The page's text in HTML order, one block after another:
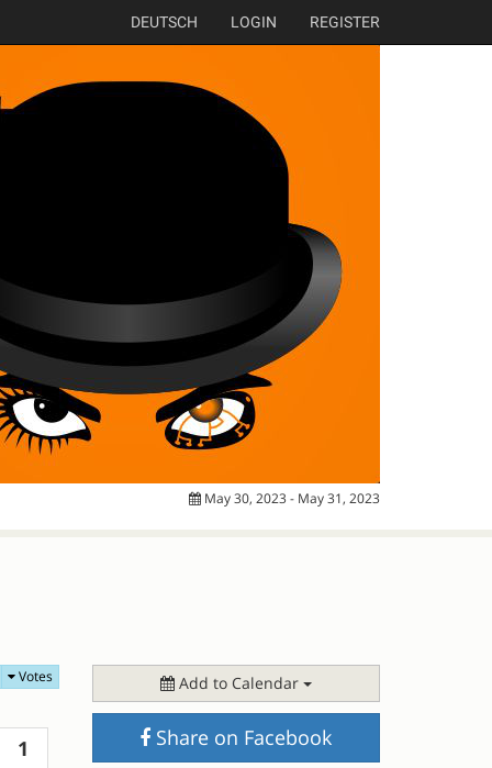
DEUTSCH LOGIN REGISTER
May 30, 2023 - May 31, 2023
Votes
1
Add to Calendar
Share on Facebook